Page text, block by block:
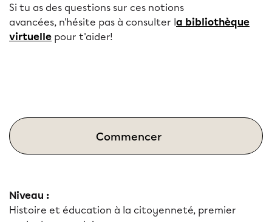
Si tu as des questions sur ces notions
avancées, n'hésite pas à consulter la bibliothèque
virtuelle pour t'aider!
Commencer
Niveau :
Histoire et éducation à la citoyenneté, premier